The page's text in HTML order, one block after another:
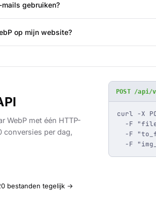
mails gebruiken?
op mijn website?
WebP met één HTTP-
per dag,
bestanden tegelijk →
POST /api/
curl -X
  -F "
-F
-F